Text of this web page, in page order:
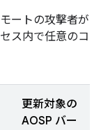
ートの攻撃者が
ス内で任意のコ
更新対象の
AOSP バー